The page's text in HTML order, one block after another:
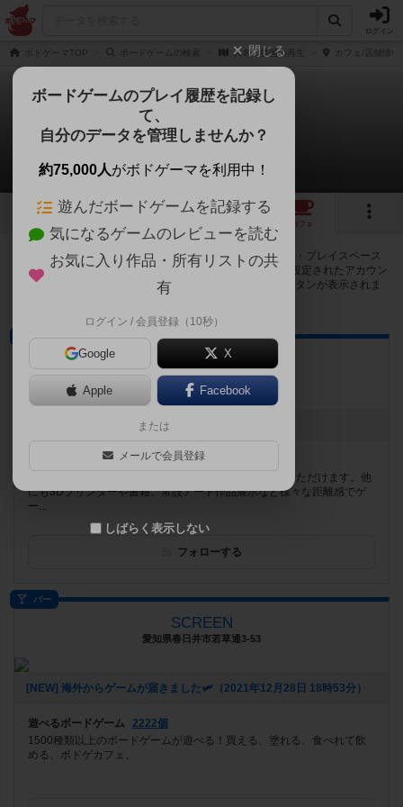
ログイン
ボドゲーマTOP ボードゲームの検索 大名：皇国の再生 カフェ/店舗情報
大名：皇国の再生
2店のカフェ/スペースが提供中
1
カフェ
大名：皇国の再生で遊ぶことができるボードゲームカフェ・プレイスペース
が2店登録されています。公開プロフィールの都道府県が設定されたアカウン
トでログインすると、同じ都道府県内の店舗に絞り込むボタンが表示されま
プレイスペース
arts/games ゲイセン
京都府京都市西京区桂南巽町38-1
[NEW] 2月のゲイセン（2026年02月09日 20時36分）
遊べるボードゲーム
920個
阪急桂駅から徒歩3分。 広い空間でゆったりとご利用いただけます。他
にも3Dプリンターや書籍、常設アート作品展示など様々な距離感でゲ
ー...
フォローする
バー
SCREEN
愛知県春日井市若草通3-53
[NEW] 海外からゲームが届きました🛩（2021年12月28日 18時53分）
遊べるボードゲーム
2222個
1500種類以上のボードゲームが遊べる！買える、塗れる、食べれて飲
める、ボドゲカフェ。
閉じる
ボードゲームのプレイ履歴を記録し
て、
自分のデータを管理しませんか？
約75,000人がボドゲーマを利用中！
遊んだボードゲームを記録する
気になるゲームのレビューを読む
お気に入り作品・所有リストの共
有
ログイン / 会員登録（10秒）
Google X
Apple Facebook
または
メールで会員登録
しばらく表示しない